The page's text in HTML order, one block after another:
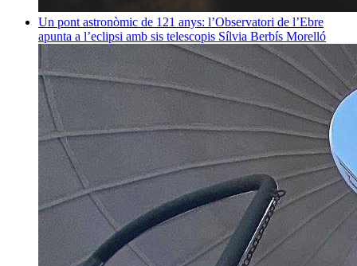
Un pont astronòmic de 121 anys: l’Observatori de l’Ebre
apunta a l’eclipsi amb sis telescopis Sílvia Berbís Morelló